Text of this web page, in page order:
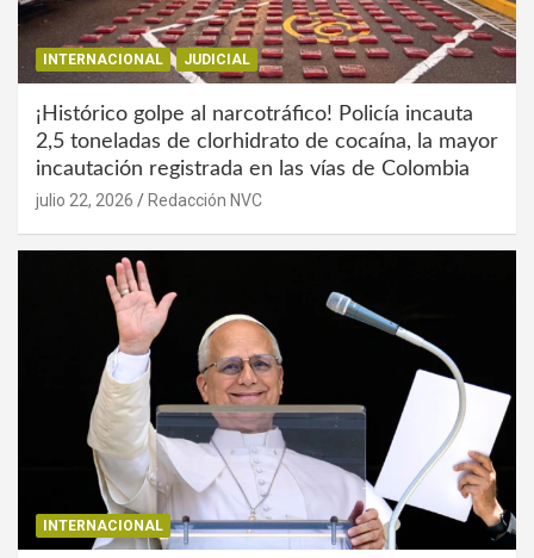
INTERNACIONAL JUDICIAL
¡Histórico golpe al narcotráfico! Policía incauta
2,5 toneladas de clorhidrato de cocaína, la mayor
incautación registrada en las vías de Colombia
julio 22, 2026 Redacción NVC
INTERNACIONAL